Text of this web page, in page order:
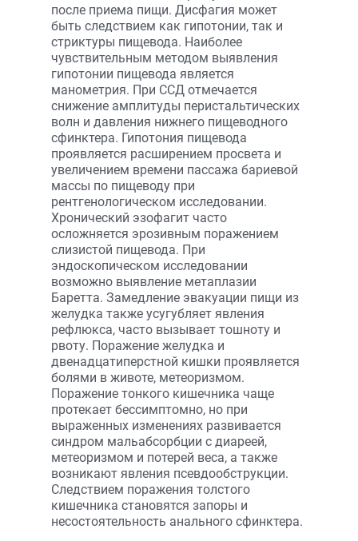
после приема пищи. Дисфагия может
быть следствием как гипотонии, так и
стриктуры пищевода. Наиболее
чувствительным методом выявления
гипотонии пищевода является
манометрия. При ССД отмечается
снижение амплитуды перистальтических
волн и давления нижнего пищеводного
сфинктера. Гипотония пищевода
проявляется расширением просвета и
увеличением времени пассажа бариевой
массы по пищеводу при
рентгенологическом исследовании.
Хронический эзофагит часто
осложняется эрозивным поражением
слизистой пищевода. При
эндоскопическом исследовании
возможно выявление метаплазии
Баретта. Замедление эвакуации пищи из
желудка также усугубляет явления
рефлюкса, часто вызывает тошноту и
рвоту. Поражение желудка и
двенадцатиперстной кишки проявляется
болями в животе, метеоризмом.
Поражение тонкого кишечника чаще
протекает бессимптомно, но при
выраженных изменениях развивается
синдром мальабсорбции с диареей,
метеоризмом и потерей веса, а также
возникают явления псевдообструкции.
Следствием поражения толстого
кишечника становятся запоры и
несостоятельность анального сфинктера.